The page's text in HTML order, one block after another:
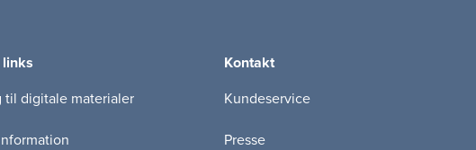
til digitale materialer
Kontakt
Kundeservice
Presse